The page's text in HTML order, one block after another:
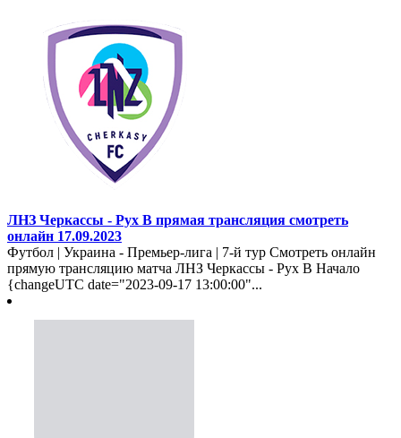
ЛНЗ Черкассы - Рух В прямая трансляция смотреть
онлайн 17.09.2023
Футбол | Украина - Премьер-лига | 7-й тур Смотреть онлайн
прямую трансляцию матча ЛНЗ Черкассы - Рух В Начало
{changeUTC date="2023-09-17 13:00:00"...